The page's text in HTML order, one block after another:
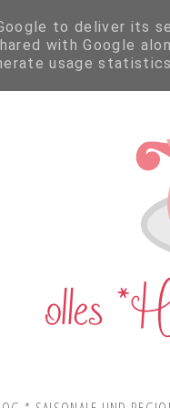
to deliver its
with Google
usage